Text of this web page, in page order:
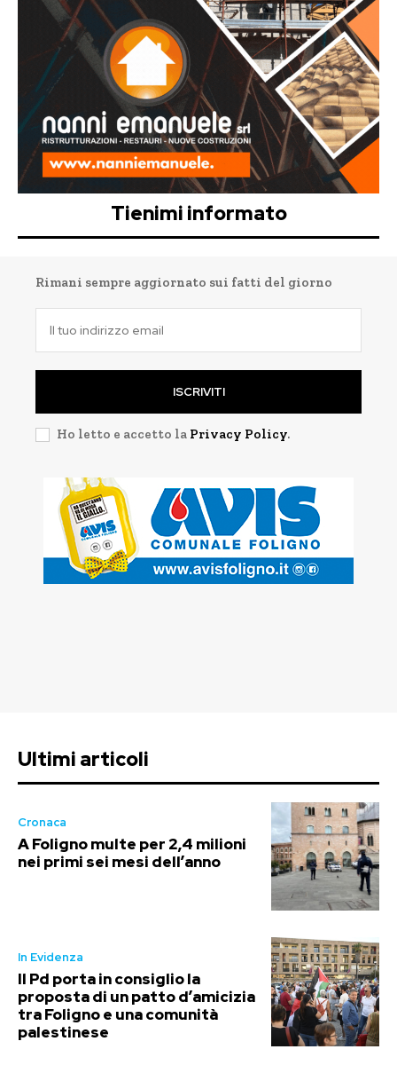
Tienimi informato
Rimani sempre aggiornato sui fatti del giorno
ISCRIVITI
Ho letto e accetto la Privacy Policy.
Ultimi articoli
Cronaca
A Foligno multe per 2,4 milioni
nei primi sei mesi dell’anno
In Evidenza
Il Pd porta in consiglio la
proposta di un patto d’amicizia
tra Foligno e una comunità
palestinese